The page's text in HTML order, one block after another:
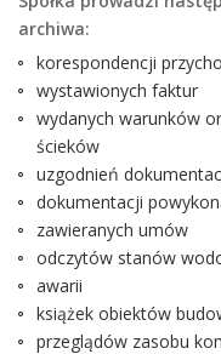
archiwa:
korespondencji
wystawionych faktur
wydanych warunków
ścieków
uzgodnień
dokumentacji
zawieranych umów
odczytów stanów
awarii
książek obiektów
przeglądów zasobu